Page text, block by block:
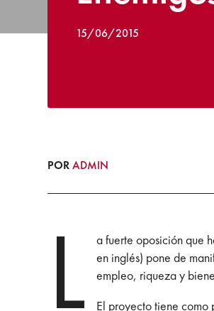
15/06/2015
PORADMIN
L
a fuerte oposición que
en inglés) pone de
empleo, riqueza y
El proyecto tiene como